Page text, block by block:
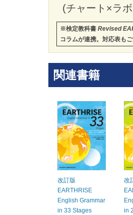
(チャート×ラ
※検定教科書 Revised
コラムが連携。対応表も
関連書籍
改訂版
EARTHRISE
English Grammar
in 33 Stages
改
in